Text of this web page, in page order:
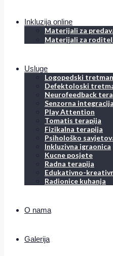
Inkluzija online
Materijali za
Materijali za
Usluge
Logopedski
Defektoloski
Neurofeedback
Senzorna integracija
Play Attention
Tomatis terapija
Fizikalna terapija
Psihološko
Inkluzivna igraonica
Kucne posjete
Radna terapija
Edukativno-
Radionice kuhanja
O nama
Galerija